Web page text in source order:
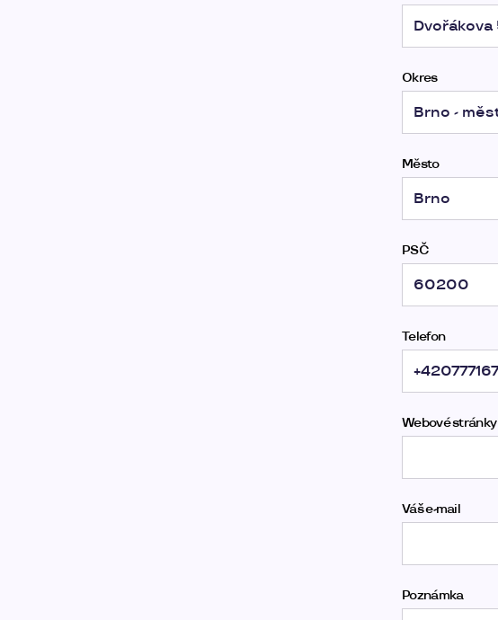
Okres
Město
PSČ
Telefon
Webové stránky
Váš e-mail
Poznámka